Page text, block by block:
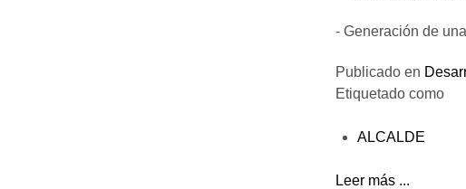
- Generación de
Publicado en
Etiquetado como
ALCALDE
Leer más ...